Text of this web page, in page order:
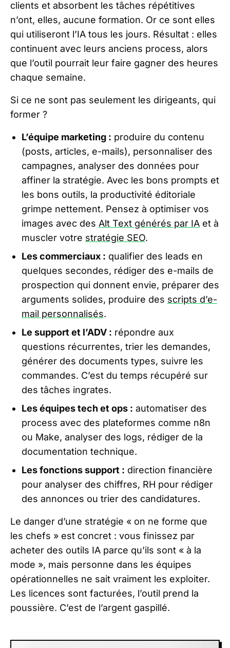
clients et absorbent les tâches répétitives
n’ont, elles, aucune formation. Or ce sont elles
qui utiliseront l’IA tous les jours. Résultat : elles
continuent avec leurs anciens process, alors
que l’outil pourrait leur faire gagner des heures
chaque semaine.
Si ce ne sont pas seulement les dirigeants, qui
former ?
L’équipe marketing : produire du contenu
(posts, articles, e-mails), personnaliser des
campagnes, analyser des données pour
affiner la stratégie. Avec les bons prompts et
les bons outils, la productivité éditoriale
grimpe nettement. Pensez à optimiser vos
images avec des Alt Text générés par IAet à
muscler votre stratégie SEO.
Les commerciaux : qualifier des leads en
quelques secondes, rédiger des e-mails de
prospection qui donnent envie, préparer des
arguments solides, produire des scripts d’e-
mail personnalisés.
Le support et l’ADV : répondre aux
questions récurrentes, trier les demandes,
générer des documents types, suivre les
commandes. C’est du temps récupéré sur
des tâches ingrates.
Les équipes tech et ops : automatiser des
process avec des plateformes comme n8n
ou Make, analyser des logs, rédiger de la
documentation technique.
Les fonctions support : direction financière
pour analyser des chiffres, RH pour rédiger
des annonces ou trier des candidatures.
Le danger d’une stratégie « on ne forme que
les chefs » est concret : vous finissez par
acheter des outils IA parce qu’ils sont « à la
mode », mais personne dans les équipes
opérationnelles ne sait vraiment les exploiter.
Les licences sont facturées, l’outil prend la
poussière. C’est de l’argent gaspillé.